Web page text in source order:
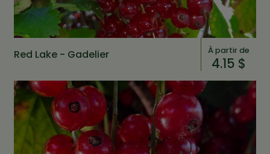
Red Lake - Gadelier À partir de
4.15 $